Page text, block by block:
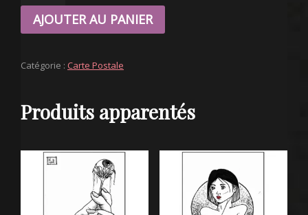
"LA
CLOPE"
AJOUTER AU PANIER
Catégorie : Carte Postale
Produits apparentés